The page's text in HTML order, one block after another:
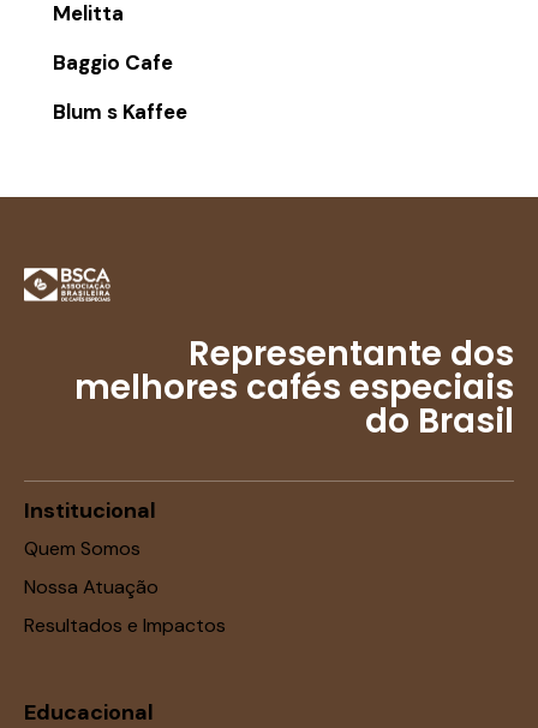
Melitta
Baggio Cafe
Blum s Kaffee
Representante dos
melhores cafés especiais
do Brasil
Institucional
Quem Somos
Nossa Atuação
Resultados e Impactos
Educacional